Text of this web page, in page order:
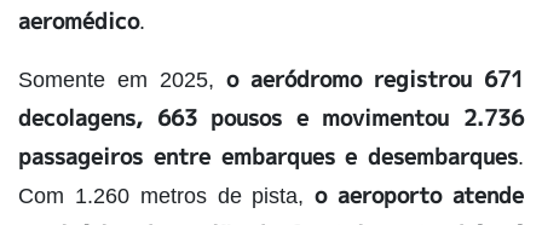
aeromédico.
Somente em 2025, o aeródromo registrou 671
decolagens, 663 pousos e movimentou 2.736
passageiros entre embarques e desembarques.
Com 1.260 metros de pista,o aeroporto atende